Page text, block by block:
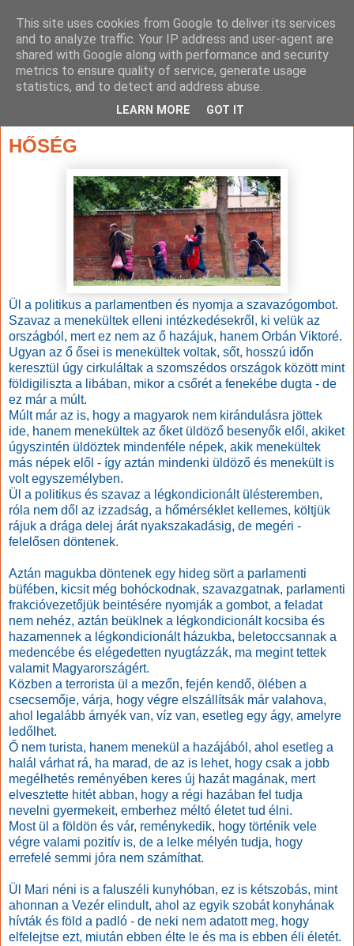
HŐSÉG
Ül a politikus a parlamentben és nyomja a szavazógombot.
Szavaz a menekültek elleni intézkedésekről, ki velük az
országból, mert ez nem az ő hazájuk, hanem Orbán Viktoré.
Ugyan az ő ősei is menekültek voltak, sőt, hosszú időn
keresztül úgy cirkuláltak a szomszédos országok között mint
földigiliszta a libában, mikor a csőrét a fenekébe dugta - de
ez már a múlt.
Múlt már az is, hogy a magyarok nem kirándulásra jöttek
ide, hanem menekültek az őket üldöző besenyők elől, akiket
úgyszintén üldöztek mindenféle népek, akik menekültek
más népek elől - így aztán mindenki üldöző és menekült is
volt egyszemélyben.
Ül a politikus és szavaz a légkondicionált ülésteremben,
róla nem dől az izzadság, a hőmérséklet kellemes, költjük
rájuk a drága delej árát nyakszakadásig, de megéri -
felelősen döntenek.
Aztán magukba döntenek egy hideg sört a parlamenti
büfében, kicsit még bohóckodnak, szavazgatnak, parlamenti
frakcióvezetőjük beintésére nyomják a gombot, a feladat
nem nehéz, aztán beüklnek a légkondicionált kocsiba és
hazamennek a légkondicionált házukba, beletoccsannak a
medencébe és elégedetten nyugtázzák, ma megint tettek
valamit Magyarországért.
Közben a terrorista ül a mezőn, fején kendő, ölében a
csecsemője, várja, hogy végre elszállítsák már valahova,
ahol legalább árnyék van, víz van, esetleg egy ágy, amelyre
ledőlhet.
Ő nem turista, hanem menekül a hazájából, ahol esetleg a
halál várhat rá, ha marad, de az is lehet, hogy csak a jobb
megélhetés reményében keres új hazát magának, mert
elvesztette hitét abban, hogy a régi hazában fel tudja
nevelni gyermekeit, emberhez méltó életet tud élni.
Most ül a földön és vár, reménykedik, hogy történik vele
végre valami pozitív is, de a lelke mélyén tudja, hogy
errefelé semmi jóra nem számíthat.
Ül Mari néni is a faluszéli kunyhóban, ez is kétszobás, mint
ahonnan a Vezér elindult, ahol az egyik szobát konyhának
hívták és föld a padló - de neki nem adatott meg, hogy
elfelejtse ezt, miután ebben élte le és ma is ebben éli életét.
This site uses cookies from Google to deliver its services
and to analyze traffic. Your IP address and user-agent are
shared with Google along with performance and security
metrics to ensure quality of service, generate usage
statistics, and to detect and address abuse.
LEARN MORE GOT IT